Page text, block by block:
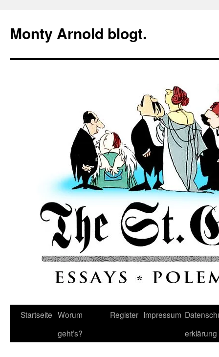
springen
Monty Arnold blogt.
Startseite Worum
geht’s?
Register Impressum
erklärung